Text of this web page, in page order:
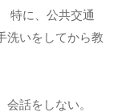
特に、公共交通
洗いをしてから教
会話をしない。